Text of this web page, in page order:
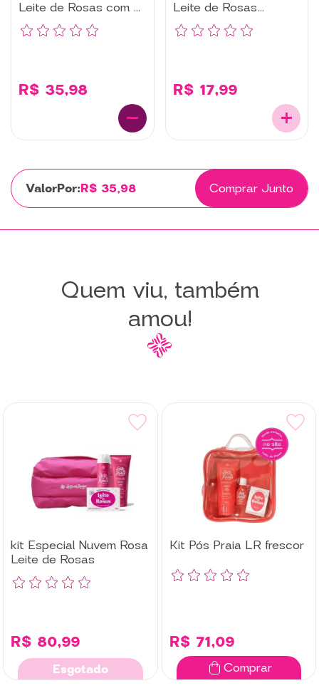
Leite de Rosas com 2
Un
R$ 35,98
Leite de Rosas
Lavanda 300ML
R$ 17,99
Por:R$ 35,98 Comprar Junto
Quem viu, também
amou!
kit Especial Nuvem Rosa
Leite de Rosas
R$ 80,99
Esgotado
Kit Pós Praia LR frescor
R$ 71,09
Comprar